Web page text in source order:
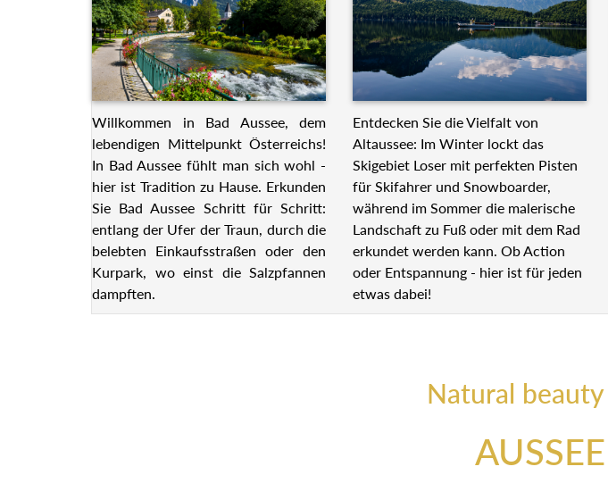
Willkommen in Bad Aussee, dem
lebendigen Mittelpunkt Österreichs!
In Bad Aussee fühlt man sich wohl -
hier ist Tradition zu Hause. Erkunden
Sie Bad Aussee Schritt für Schritt:
entlang der Ufer der Traun, durch die
belebten Einkaufsstraßen oder den
Kurpark, wo einst die Salzpfannen
dampften.
Entdecken Sie die Vielfalt von
Altaussee: Im Winter lockt das
Skigebiet Loser mit perfekten Pisten
für Skifahrer und Snowboarder,
während im Sommer die malerische
Landschaft zu Fuß oder mit dem Rad
erkundet werden kann. Ob Action
oder Entspannung - hier ist für jeden
etwas dabei!
Natural